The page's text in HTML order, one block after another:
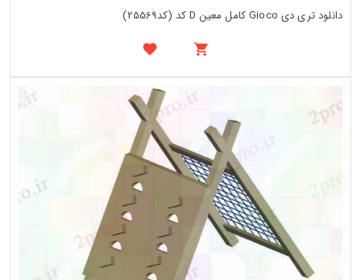
دانلود تری دی Gioco کامل معین D کد (کد25569)